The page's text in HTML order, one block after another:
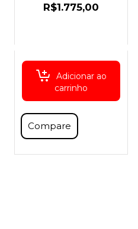
R$1.775,00
Adicionar ao
carrinho
Compare